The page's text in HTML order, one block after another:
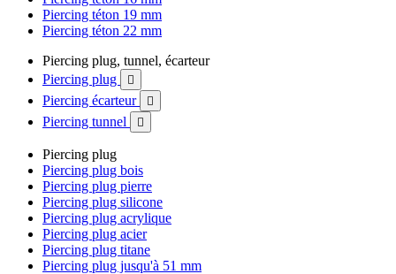
Piercing téton 19 mm
Piercing téton 22 mm
Piercing plug, tunnel, écarteur
Piercing plug

Piercing écarteur 
Piercing tunnel 
Piercing plug
Piercing plug bois
Piercing plug pierre
Piercing plug silicone
Piercing plug acrylique
Piercing plug acier
Piercing plug titane
Piercing plug jusqu'à 51 mm